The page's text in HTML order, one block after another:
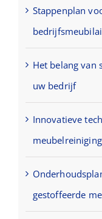
Stappenplan
Het belang van
uw bedrijf
Innovatieve
meubelreiniging
gestoffeerde